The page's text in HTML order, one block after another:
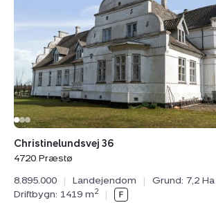
Christinelundsvej 36
4720 Præstø
8.895.000
| Landejendom | Grund: 7,2 Ha
Driftbygn: 1419 m2 |